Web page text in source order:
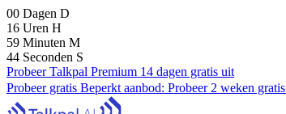
00 Dagen D
16 Uren H
59 Minuten M
43 Seconden S
Probeer Talkpal Premium 14 dagen gratis uit
Probeer gratis Beperkt aanbod: Probeer 2 weken gratis